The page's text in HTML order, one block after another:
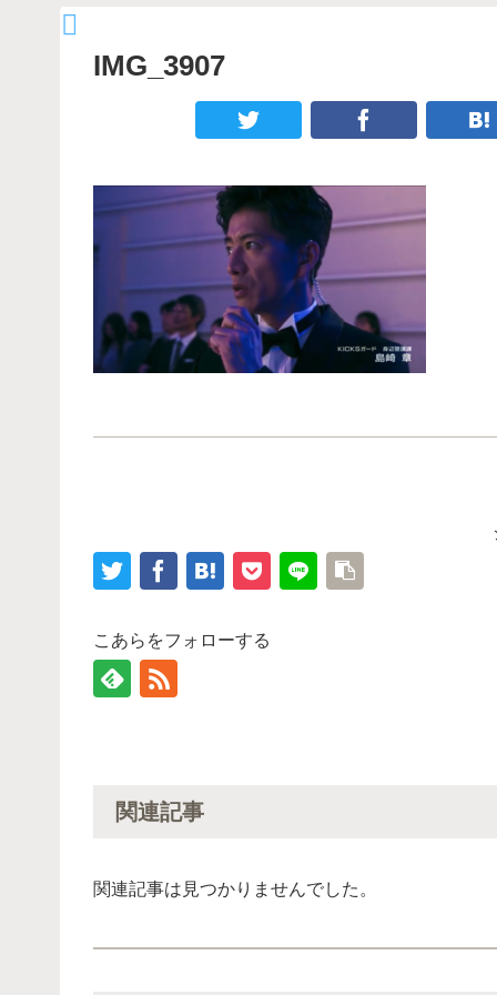
IMG_3907
こあらをフォローする
関連記事
関連記事は見つかりませんでした。